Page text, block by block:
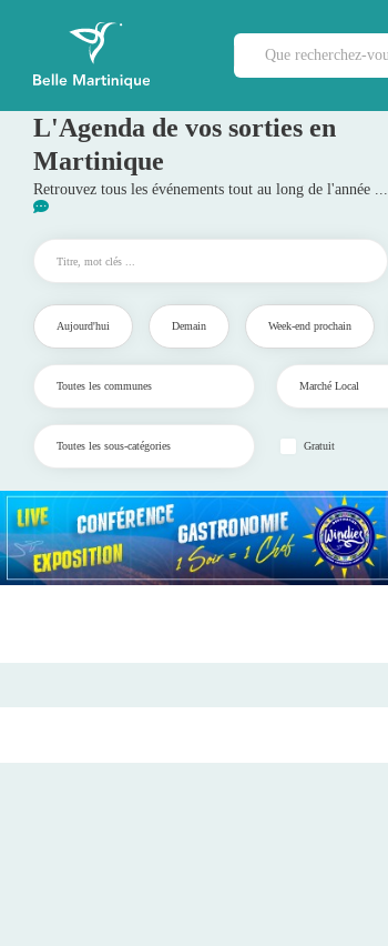
L'Agenda de vos sorties en
Martinique
Retrouvez tous les événements tout au long de l'année ...
Aujourd'hui Demain Week-end prochain
Gratuit